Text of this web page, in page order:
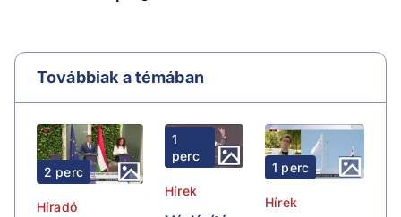
Továbbiak a témában
2 perc
Híradó
1
perc
Hírek
1 perc
Hírek